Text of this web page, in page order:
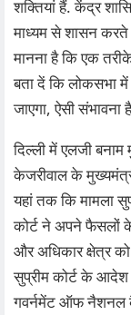
शक्तियां हैं. केंद्र
माध्यम से शासन
मानना है कि एक
बता दें कि लोकसभा में
जाएगा, ऐसी संभावना
दिल्ली में एलजी
केजरीवाल के
यहां तक कि मामला
कोर्ट ने अपने फैसलों
और अधिकार क्षेत्र
सुप्रीम कोर्ट के आदेश
गवर्नमेंट ऑफ नैशनल